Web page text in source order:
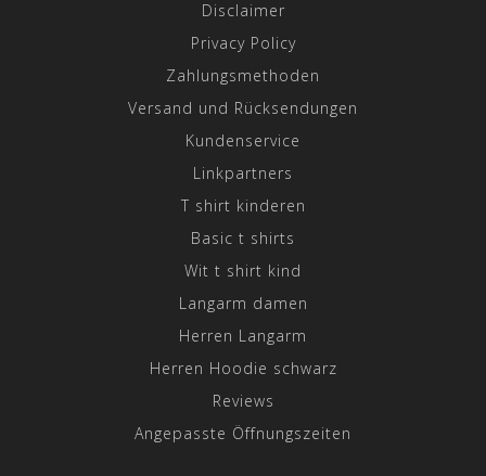
Disclaimer
Privacy Policy
Zahlungsmethoden
Versand und Rücksendungen
Kundenservice
Linkpartners
T shirt kinderen
Basic t shirts
Wit t shirt kind
Langarm damen
Herren Langarm
Herren Hoodie schwarz
Reviews
Angepasste Öffnungszeiten